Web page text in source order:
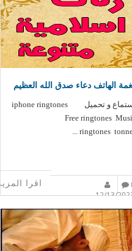
الهاتف دعاء صدق الله العظيم
استماع و تحميل iphone ringtones
Free ringtones
ringtones tonnes
اقرا المزيد
12/13/